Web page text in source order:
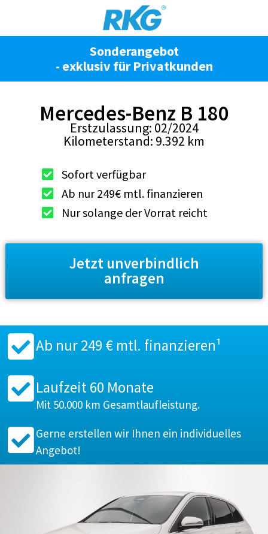
Sonderangebot
- exklusiv für Privatkunden
Mercedes-Benz B 180
Erstzulassung: 02/2024
Kilometerstand: 9.392 km
Sofort verfügbar
Ab nur 249€ mtl. finanzieren
Nur solange der Vorrat reicht
Jetzt unverbindlich
anfragen
Ab nur 249 € mtl. finanzieren¹
Laufzeit 60 Monate
Mit 50.000 km Gesamtlaufleistung.
Gerne erstellen wir Ihnen ein individuelles
Angebot!